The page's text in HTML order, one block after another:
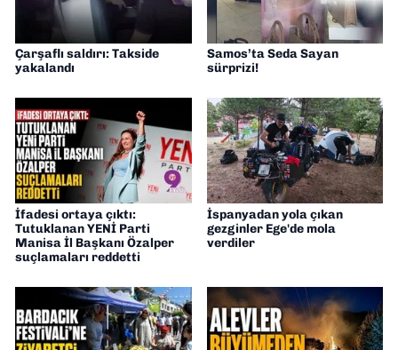
Çarşaflı saldırı: Takside
yakalandı
Samos’ta Seda Sayan
sürprizi!
İfadesi ortaya çıktı:
Tutuklanan YENİ Parti
Manisa İl Başkanı Özalper
suçlamaları reddetti
İspanyadan yola çıkan
gezginler Ege'de mola
verdiler